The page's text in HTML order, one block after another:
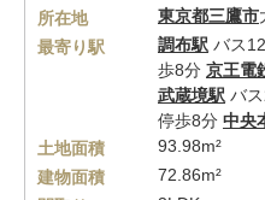
所在地 東京都三鷹市
最寄り駅
調布駅 バス
歩8分 京王電
武蔵境駅 バ
停歩8分 中央
土地面積
93.98m²
建物面積
72.86m²